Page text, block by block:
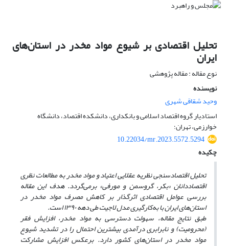
تحلیل اقتصادی بر شیوع مواد مخدر در استان‌های
ایران
نوع مقاله : مقاله پژوهشی
نویسنده
وحید شقاقی شهری
استادیار گروه اقتصاد اسلامی و بانکداری، دانشکده اقتصاد، دانشگاه
خوارزمی، تهران؛
10.22034/mr.2023.5572.5294
چکیده
تحلیل اقتصادسنجی نظریه عقلایی اعتیاد و مواد مخدر به مطالعات نظری
اقتصاددانان «بکر، گروسمن و مورفی» برمیگردد. هدف این مقاله
بررسی عوامل اقتصادی اثرگذار بر کاهش مصرف مواد مخدر در
استانهای ایران با به‌کارگیری مدل لاجیت طی دهه ۱۳۹۰ است.
طبق نتایج مقاله، سهولت دسترسی به مواد مخدر، افزایش فقر
(محرومیت) و نابرابری درآمدی بیشترین احتمال را در تشدید شیوع
مواد مخدر در استانهای کشور دارد. برعکس افزایش مشارکت